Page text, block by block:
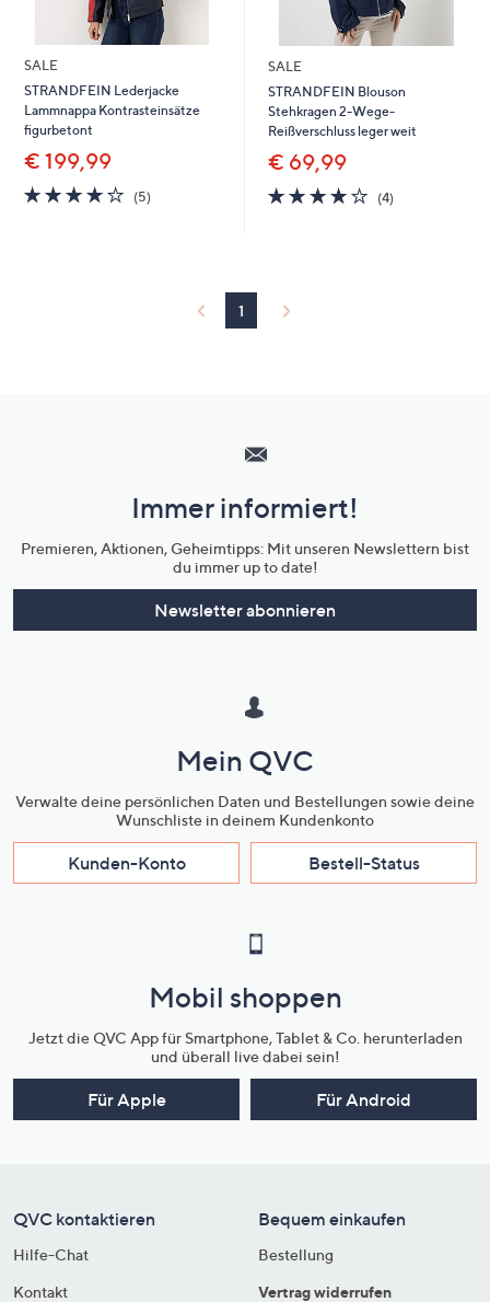
SALE
STRANDFEIN Lederjacke
Lammnappa Kontrasteinsätze
figurbetont
€ 199,99
4.2
von
(5)5
SALE
STRANDFEIN Blouson
Stehkragen 2-Wege-
Reißverschluss leger weit
€ 69,99
3.8
von
(4)4
1
Unternehmensinformationen
Immer informiert!
Premieren, Aktionen, Geheimtipps: Mit unseren Newslettern bist
du immer up to date!
Newsletter abonnieren
Mein QVC
Verwalte deine persönlichen Daten und Bestellungen sowie deine
Wunschliste in deinem Kundenkonto
Kunden-Konto Bestell-Status
Mobil shoppen
Jetzt die QVC App für Smartphone, Tablet & Co. herunterladen
und überall live dabei sein!
Für Apple Für Android
QVC kontaktieren
Hilfe-Chat
Kontakt
Bequem einkaufen
Bestellung
Vertrag widerrufen